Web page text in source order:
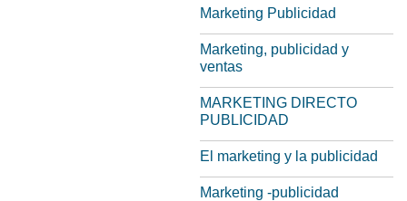
Marketing Publicidad
Marketing, publicidad y
ventas
MARKETING DIRECTO
PUBLICIDAD
El marketing y la publicidad
Marketing -publicidad